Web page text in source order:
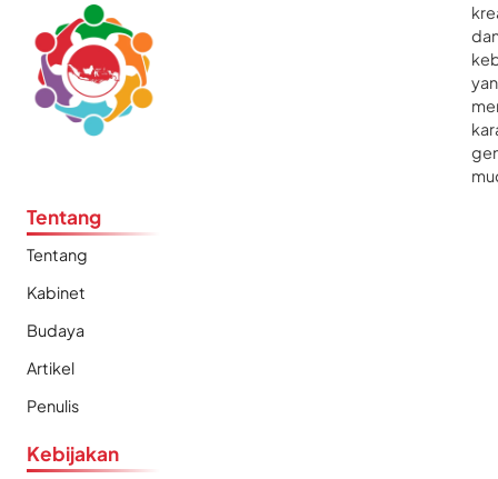
Tentang
Tentang
Kabinet
Budaya
Artikel
Penulis
Kebijakan